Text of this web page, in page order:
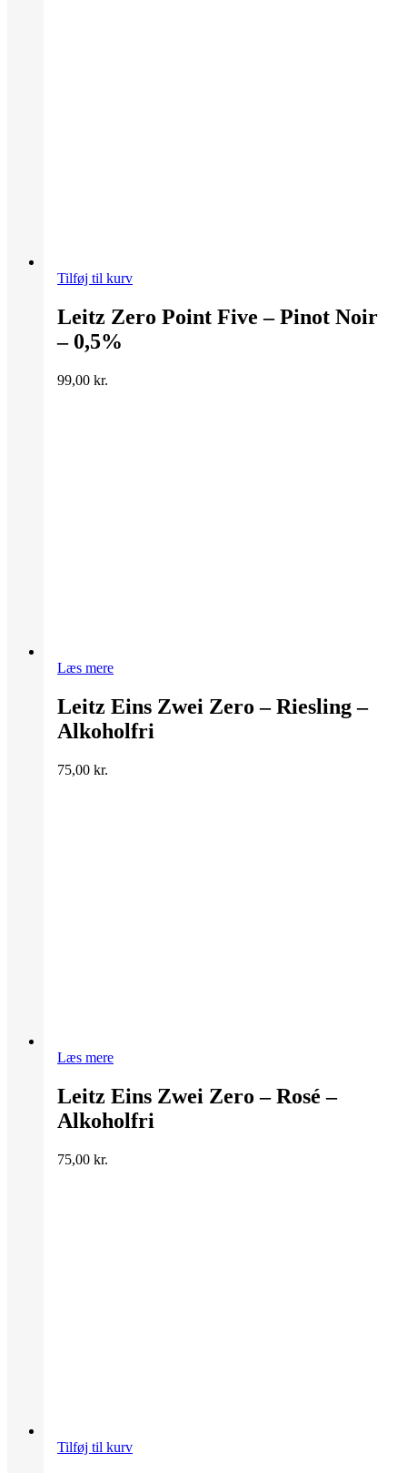
Tilføj til kurv
Leitz Zero Point Five – Pinot Noir
– 0,5%
99,00 kr.
Læs mere
Leitz Eins Zwei Zero – Riesling –
Alkoholfri
75,00 kr.
Læs mere
Leitz Eins Zwei Zero – Rosé –
Alkoholfri
75,00 kr.
Tilføj til kurv